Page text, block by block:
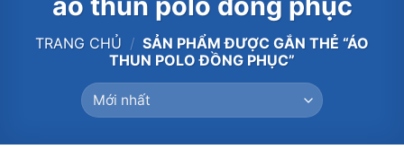
TRANG CHỦ / SẢN PHẨM ĐƯỢC GẮN THẺ “ÁO
THUN POLO ĐỒNG PHỤC”